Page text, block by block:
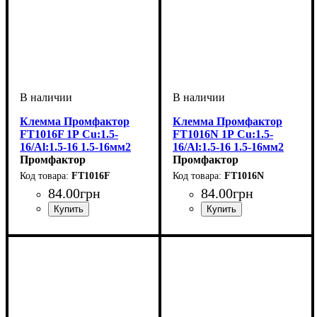
Клемма Промфактор
FT1016F 1Р Cu:1.5-
16/Al:1.5-16 1.5-16мм2
серая
Промфактор
FT1016F
84.00грн
Клемма Промфактор
FT1016N 1Р Cu:1.5-
16/Al:1.5-16 1.5-16мм2
синяя
Промфактор
FT1016N
84.00грн